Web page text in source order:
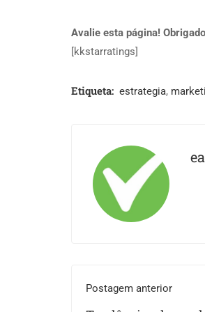
Avalie esta página!
[kkstarratings]
Etiqueta: estrategia,
Postagem anterior